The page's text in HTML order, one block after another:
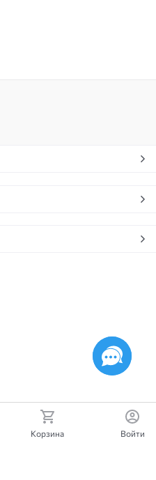
Корзина Войти